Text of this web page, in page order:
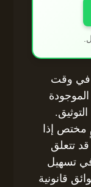
في وقت
مختص إذا
تتعلق
في تسهيل
قانونية